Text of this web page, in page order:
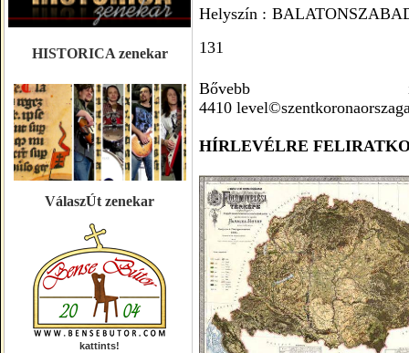
HISTORICA zenekar
VálaszÚt zenekar
kattints!
Helyszín :
131
Bővebb
4410
HÍRLEVÉLRE